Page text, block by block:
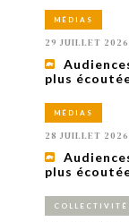
MÉDIAS
29 JUILLET 2026
plus
MÉDIAS
28 JUILLET 2026
plus